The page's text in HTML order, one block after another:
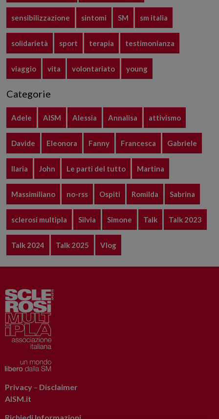
sensibilizzazione sintomi SM sm italia
solidarietà sport terapia testimonianza
viaggio vita volontariato young
Categorie
Adele AISM Alessia Annalisa attivismo
Davide Eleonora Fanny Francesca Gabriele
Ilaria John Le parti del tutto Martina
Massimiliano no-rss Ospiti Romilda Sabrina
sclerosi multipla Silvia Simone Talk Talk 2023
Talk 2024 Talk 2025 Vlog
Privacy – Disclaimer
AISM.it